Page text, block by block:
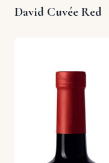
David Cuvée Red